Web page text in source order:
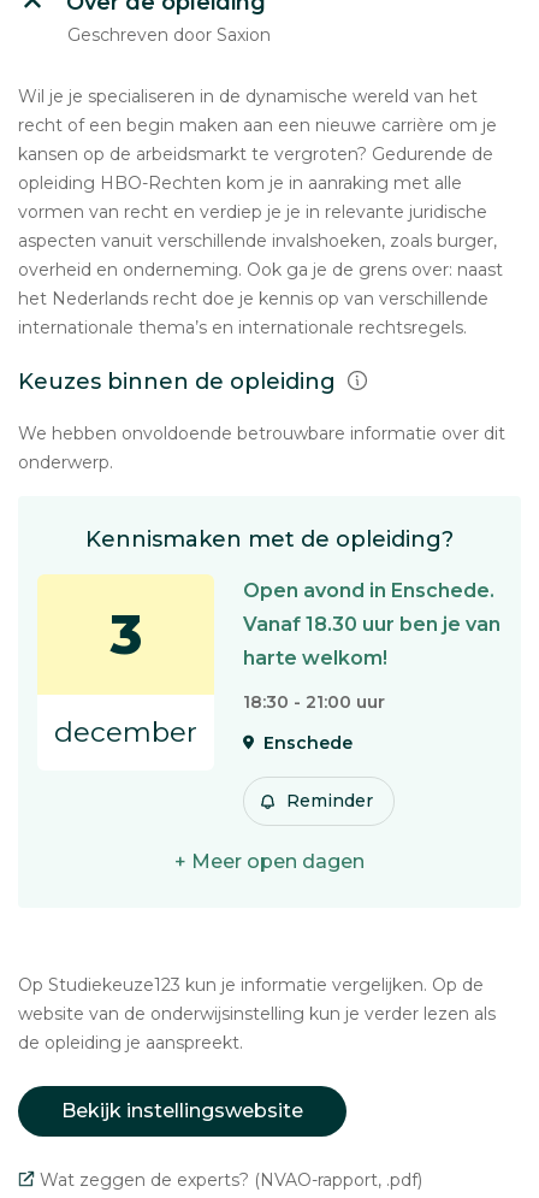
Geschreven door Saxion
Wil je je specialiseren in de dynamische wereld van het
recht of een begin maken aan een nieuwe carrière om je
kansen op de arbeidsmarkt te vergroten? Gedurende de
opleiding HBO-Rechten kom je in aanraking met alle
vormen van recht en verdiep je je in relevante juridische
aspecten vanuit verschillende invalshoeken, zoals burger,
overheid en onderneming. Ook ga je de grens over: naast
het Nederlands recht doe je kennis op van verschillende
internationale thema’s en internationale rechtsregels.
Keuzes binnen de opleiding
We hebben onvoldoende betrouwbare informatie over dit
onderwerp.
Kennismaken met de opleiding?
3
december
Open avond in Enschede.
Vanaf 18.30 uur ben je van
harte welkom!
18:30 - 21:00 uur
Enschede
Reminder
+ Meer open dagen
Op Studiekeuze123 kun je informatie vergelijken. Op de
website van de onderwijsinstelling kun je verder lezen als
de opleiding je aanspreekt.
Bekijk instellingswebsite
Wat zeggen de experts? (NVAO-rapport, .pdf)